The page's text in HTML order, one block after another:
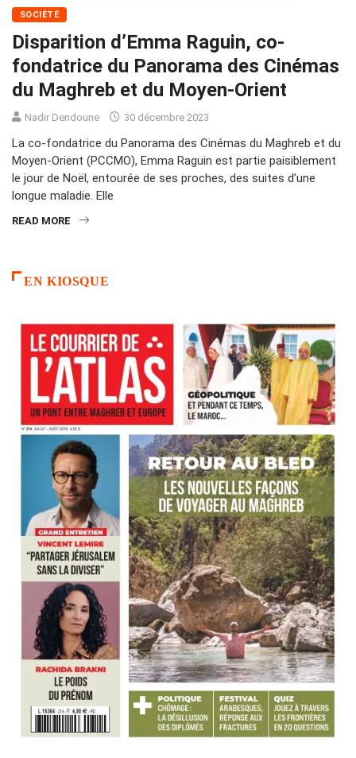
SOCIÉTÉ
Disparition d’Emma Raguin, co-
fondatrice du Panorama des Cinémas
du Maghreb et du Moyen-Orient
Nadir Dendoune 30 décembre 2023
La co-fondatrice du Panorama des Cinémas du Maghreb et du
Moyen-Orient (PCCMO), Emma Raguin est partie paisiblement
le jour de Noël, entourée de ses proches, des suites d’une
longue maladie. Elle
READ MORE
EN KIOSQUE